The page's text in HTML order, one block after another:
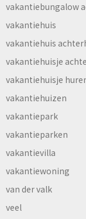
vakantiebungalow
vakantiehuis
vakantiehuis
vakantiehuisje
vakantiehuisje
vakantiehuizen
vakantiepark
vakantieparken
vakantievilla
vakantiewoning
van der valk
veel